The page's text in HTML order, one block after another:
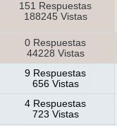
151 Respuestas
188245 Vistas
0 Respuestas
44228 Vistas
9 Respuestas
656 Vistas
4 Respuestas
723 Vistas